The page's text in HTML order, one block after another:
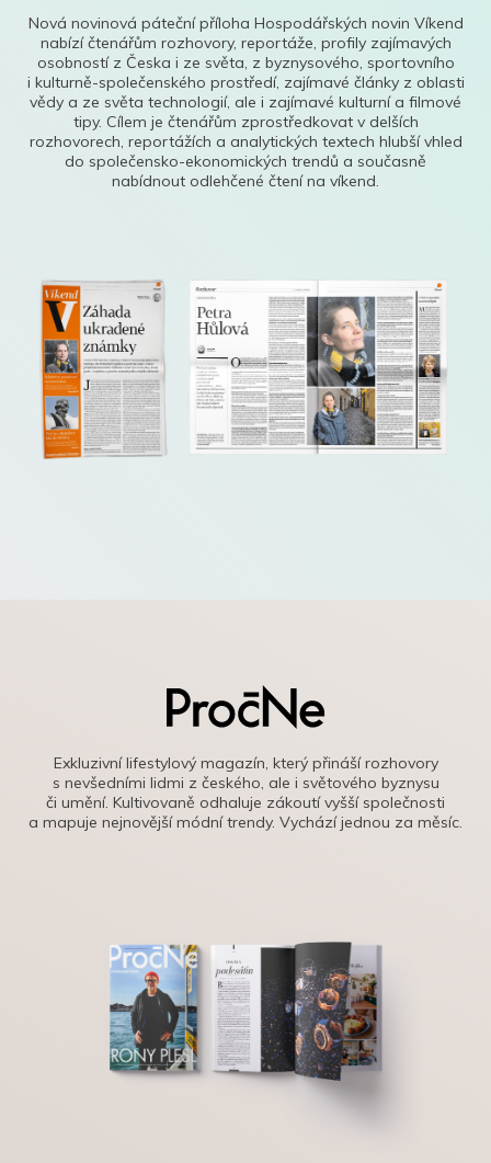
Nová novinová páteční příloha Hospodářských novin Víkend
nabízí čtenářům rozhovory, reportáže, profily zajímavých
osobností z Česka i ze světa, z byznysového, sportovního
i kulturně-společenského prostředí, zajímavé články z oblasti
vědy a ze světa technologií, ale i zajímavé kulturní a filmové
tipy. Cílem je čtenářům zprostředkovat v delších
rozhovorech, reportážích a analytických textech hlubší vhled
do společensko-ekonomických trendů a současně
nabídnout odlehčené čtení na víkend.
Exkluzivní lifestylový magazín, který přináší rozhovory
s nevšedními lidmi z českého, ale i světového byznysu
či umění. Kultivovaně odhaluje zákoutí vyšší společnosti
a mapuje nejnovější módní trendy. Vychází jednou za měsíc.